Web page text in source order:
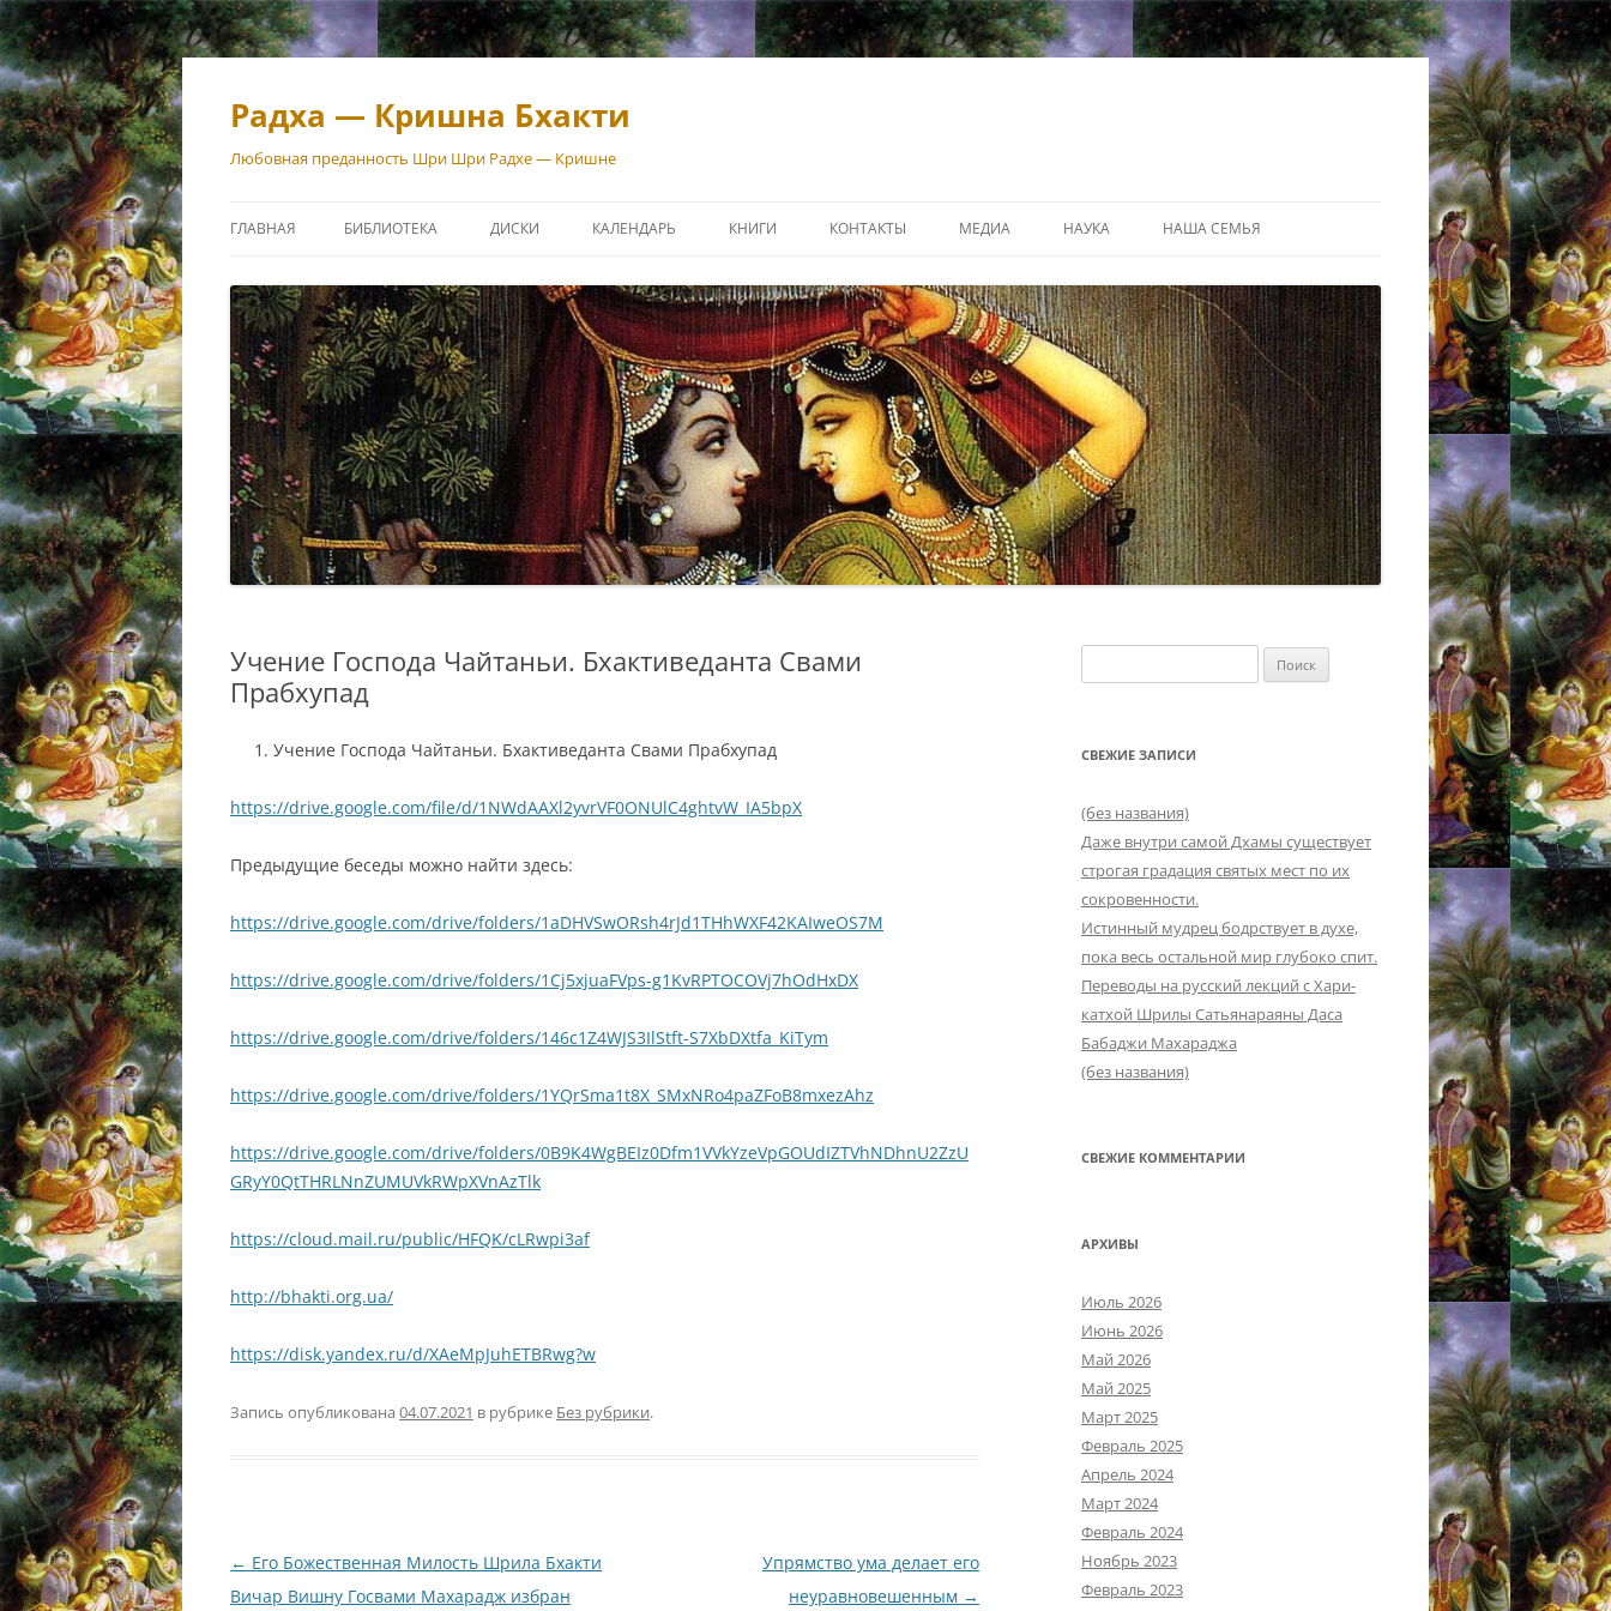
Перейти
Радха — Кришна Бхакти
Любовная преданность Шри Шри Радхе — Кришне
ГЛАВНАЯ БИБЛИОТЕКА ДИСКИ КАЛЕНДАРЬ КНИГИ КОНТАКТЫ МЕДИА НАУКА НАША СЕМЬЯ
Учение Господа Чайтаньи. Бхактиведанта Свами
Прабхупад
Учение Господа Чайтаньи. Бхактиведанта Свами Прабхупад
https://drive.google.com/file/d/1NWdAAXl2yvrVF0ONUlC4ghtvW_IA5bpX
Предыдущие беседы можно найти здесь:
https://drive.google.com/drive/folders/1aDHVSwORsh4rJd1THhWXF42KAIweOS7M
https://drive.google.com/drive/folders/1Cj5xjuaFVps-g1KvRPTOCOVj7hOdHxDX
https://drive.google.com/drive/folders/146c1Z4WJS3IlStft-S7XbDXtfa_KiTym
https://drive.google.com/drive/folders/1YQrSma1t8X_SMxNRo4paZFoB8mxezAhz
https://drive.google.com/drive/folders/0B9K4WgBEIz0Dfm1VVkYzeVpGOUdIZTVhNDhnU2ZzU
GRyY0QtTHRLNnZUMUVkRWpXVnAzTlk
https://cloud.mail.ru/public/HFQK/cLRwpi3af
http://bhakti.org.ua/
https://disk.yandex.ru/d/XAeMpJuhETBRwg?w
Запись опубликована 04.07.2021 в рубрике Без рубрики.
Навигация
по
← Его Божественная Милость Шрила Бхакти
Вичар Вишну Госвами Махарадж избран
Упрямство ума делает его
неуравновешенным →
СВЕЖИЕ ЗАПИСИ
(без названия)
Даже внутри самой Дхамы существует
строгая градация святых мест по их
сокровенности.
Истинный мудрец бодрствует в духе,
пока весь остальной мир глубоко спит.
Переводы на русский лекций с Хари-
катхой Шрилы Сатьянараяны Даса
Бабаджи Махараджа
(без названия)
СВЕЖИЕ КОММЕНТАРИИ
АРХИВЫ
Июль 2026
Июнь 2026
Май 2026
Май 2025
Март 2025
Февраль 2025
Апрель 2024
Март 2024
Февраль 2024
Ноябрь 2023
Февраль 2023